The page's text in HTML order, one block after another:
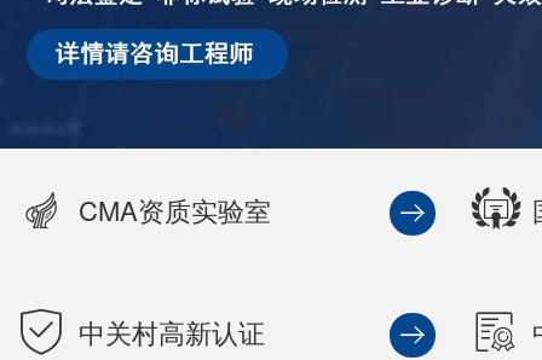
CMA资质实验室
中关村高新认证